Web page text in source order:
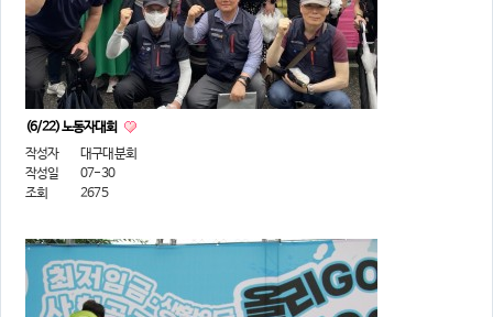
(6/22) 노동자대회
작성자
대구대분회
작성일
07-30
조회
2675